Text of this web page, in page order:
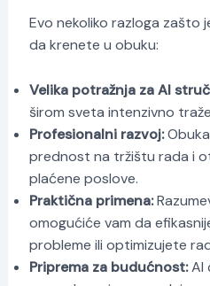
Evo nekoliko razloga zašto
da krenete u obuku:
Velika potražnja za AI
širom sveta intenzivno
Profesionalni razvoj:
prednost na tržištu rada i
plaćene poslove.
Praktična primena:
omogućiće vam da
probleme ili optimizujete
Priprema za budućnost:AI